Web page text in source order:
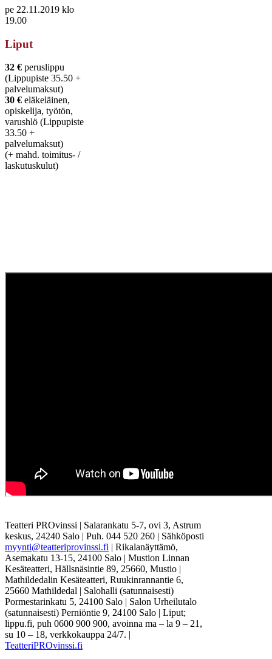
pe 22.11.2019 klo
19.00
Liput
32 € peruslippu
(Lippupiste 35.50 +
palvelumaksut)
30 € eläkeläinen,
opiskelija, työtön,
varushlö (Lippupiste
33.50 +
palvelumaksut)
(+ mahd. toimitus- /
laskutuskulut)
Teatteri PROvinssi | Salarankatu 5-7, ovi 3, Astrum
keskus, 24240 Salo | Puh. 044 520 260 | Sähköposti
myynti@teatteriprovinssi.fi | Rikalanäyttämö,
Asemakatu 13-15, 24100 Salo | Mustion Linnan
Kesäteatteri, Hällsnäsintie 89, 25660, Mustio |
Mathildedalin Kesäteatteri, Ruukinrannantie 6,
25660 Mathildedal | Salohalli (satunnaisesti)
Pormestarinkatu 5, 24100 Salo | Salon Urheilutalo
(satunnaisesti) Perniöntie 9, 24100 Salo | Liput;
lippu.fi, puh 0600 900 900, avoinna ma – la 9 – 21,
su 10 – 18, verkkokauppa 24/7. |
TeatteriPROvinssi.fi